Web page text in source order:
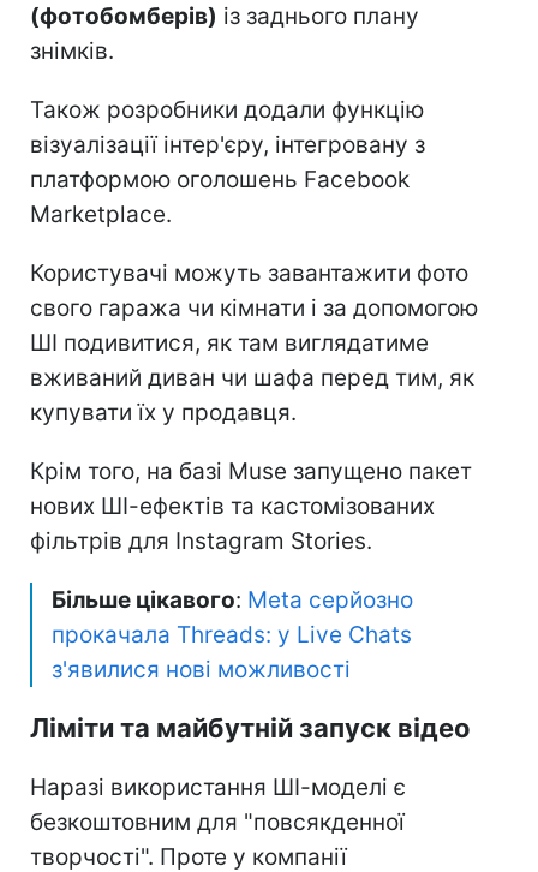
(фотобомберів) із заднього плану
знімків.
Також розробники додали функцію
візуалізації інтер'єру, інтегровану з
платформою оголошень Facebook
Marketplace.
Користувачі можуть завантажити фото
свого гаража чи кімнати і за допомогою
ШІ подивитися, як там виглядатиме
вживаний диван чи шафа перед тим, як
купувати їх у продавця.
Крім того, на базі Muse запущено пакет
нових ШІ-ефектів та кастомізованих
фільтрів для Instagram Stories.
Більше цікавого: Meta серйозно
прокачала Threads: у Live Chats
з'явилися нові можливості
Ліміти та майбутній запуск відео
Наразі використання ШІ-моделі є
безкоштовним для "повсякденної
творчості". Проте у компанії